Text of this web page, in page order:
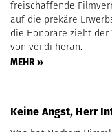
freischaffende
auf die prekäre
die Honorare zieht
von ver.di heran.
MEHR »
Keine Angst, Herr